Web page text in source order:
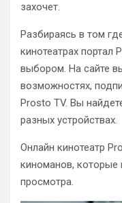
захочет.
Разбираясь в том
кинотеатрах портал
выбором. На сайте
возможностях,
Prosto TV. Вы
разных устройствах.
Онлайн кинотеатр
киноманов, которые
просмотра.